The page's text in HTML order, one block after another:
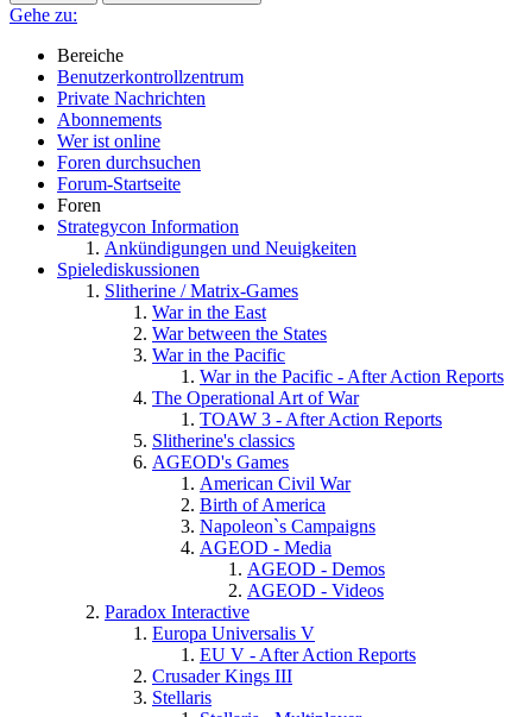
Gehe zu:
Bereiche
Benutzerkontrollzentrum
Private Nachrichten
Abonnements
Wer ist online
Foren durchsuchen
Forum-Startseite
Foren
Strategycon Information
Ankündigungen und Neuigkeiten
Spielediskussionen
Slitherine / Matrix-Games
War in the East
War between the States
War in the Pacific
War in the Pacific - After Action Reports
The Operational Art of War
TOAW 3 - After Action Reports
Slitherine's classics
AGEOD's Games
American Civil War
Birth of America
Napoleon`s Campaigns
AGEOD - Media
AGEOD - Demos
AGEOD - Videos
Paradox Interactive
Europa Universalis V
EU V - After Action Reports
Crusader Kings III
Stellaris